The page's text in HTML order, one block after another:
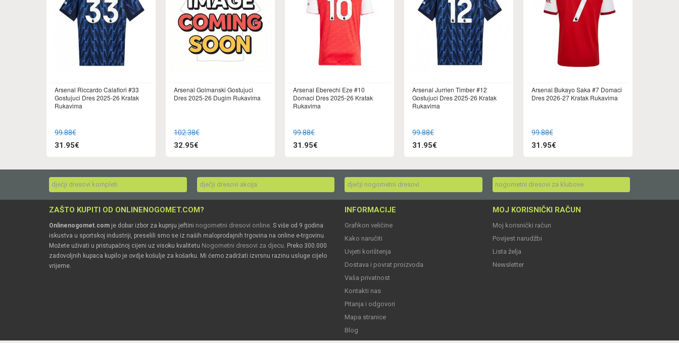
Arsenal Riccardo Calafiori #33
Gostujuci Dres 2025-26 Kratak
Rukavima
99.88€
31.95€
Arsenal Golmanski Gostujuci
Dres 2025-26 Dugim Rukavima
102.38€
32.95€
Arsenal Eberechi Eze #10
Domaci Dres 2025-26 Kratak
Rukavima
99.88€
31.95€
Arsenal Jurrien Timber #12
Gostujuci Dres 2025-26 Kratak
Rukavima
99.88€
31.95€
Arsenal Bukayo Saka #7 Domaci
Dres 2026-27 Kratak Rukavima
99.88€
31.95€
dječji dresovi kompleti dječji dresovi akcija dječji nogometni dresovi nogometni dresovi za klubove
ZAŠTO KUPITI OD ONLINENOGOMET.COM?
Onlinenogomet.com je dobar izbor za kupnju jeftini nogometni dresovi online. S više od 9 godina
iskustva u sportskoj industriji, preselili smo se iz naših maloprodajnih trgovina na online e-trgovinu.
Možete uživati u pristupačnoj cijeni uz visoku kvalitetu Nogometni dresovi za djecu. Preko 300.000
zadovoljnih kupaca kupilo je ovdje košulje za košarku. Mi ćemo zadržati izvrsnu razinu usluge cijelo
vrijeme.
INFORMACIJE
Grafikon veličine
Kako naručiti
Uvjeti korištenja
Dostava i povrat proizvoda
Vaša privatnost
Kontakti nas
Pitanja i odgovori
Mapa stranice
Blog
MOJ KORISNIČKI RAČUN
Moj korisnički račun
Povijest narudžbi
Lista želja
Newsletter